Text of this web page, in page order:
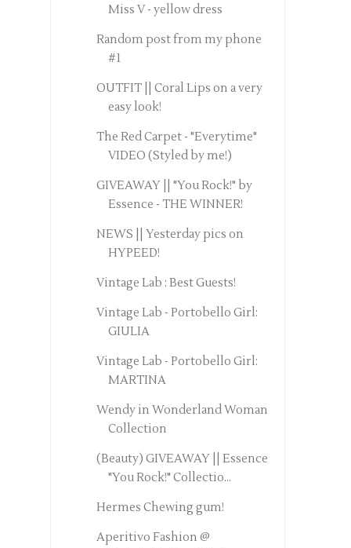
Miss V - yellow dress
Random post from my phone
#1
OUTFIT || Coral Lips on a very
easy look!
The Red Carpet - "Everytime"
VIDEO (Styled by me!)
GIVEAWAY || "You Rock!" by
Essence - THE WINNER!
NEWS || Yesterday pics on
HYPEED!
Vintage Lab : Best Guests!
Vintage Lab - Portobello Girl:
GIULIA
Vintage Lab - Portobello Girl:
MARTINA
Wendy in Wonderland Woman
Collection
(Beauty) GIVEAWAY || Essence
"You Rock!" Collectio...
Hermes Chewing gum!
Aperitivo Fashion @